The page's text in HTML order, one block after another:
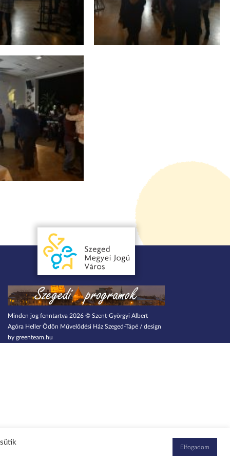
Minden jog fenntartva 2026 © Szent-Györgyi Albert
Agóra Heller Ödön Művelődési Ház Szeged-Tápé / design
by greenteam.hu
Elfogadom